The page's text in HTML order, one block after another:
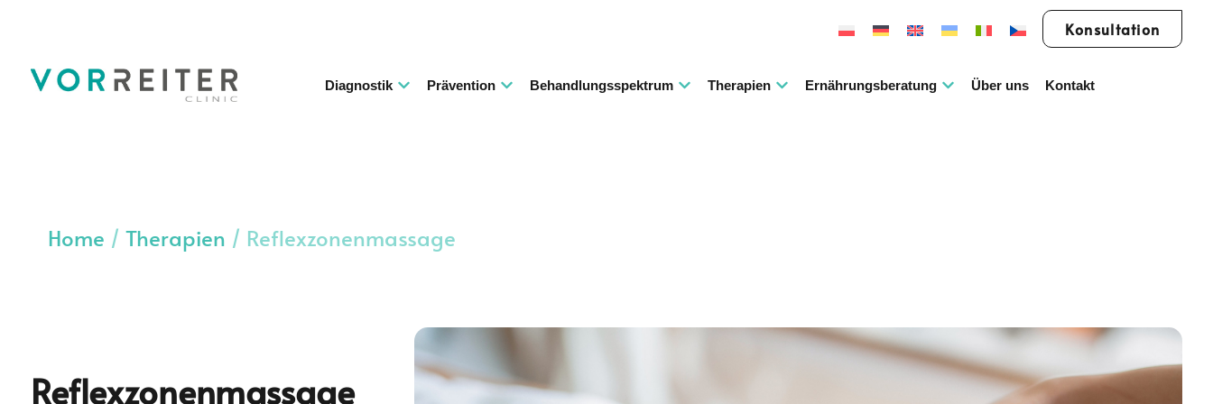
Konsultation
Diagnostik Prävention Behandlungsspektrum Therapien Ernährungsberatung Über uns Kontakt
Home / Therapien / Reflexzonenmassage
Reflexzonenmassage